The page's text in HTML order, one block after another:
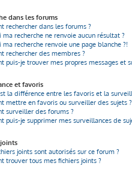
dans les forums
rechercher dans les forums ?
ma recherche ne renvoie aucun résultat ?
ma recherche renvoie une page blanche ?!
rechercher des membres ?
puis-je trouver mes propres messages et
et favoris
la différence entre les favoris et la
mettre en favoris ou surveiller des sujets ?
surveiller des forums ?
puis-je supprimer mes surveillances de
joints sont autorisés sur ce forum ?
trouver tous mes fichiers joints ?